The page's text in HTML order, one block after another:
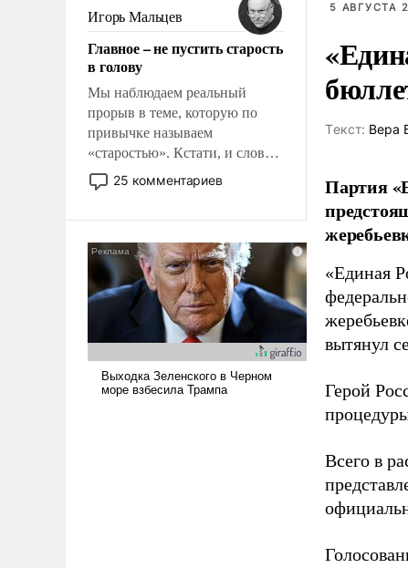
голову мысль: хорошо бы
продемонстрировать, что
Украина вступила в
вооруженное противостояние
с Ираном.
Игорь Мальцев
Главное – не пустить старость
в голову
Мы наблюдаем реальный
прорыв в теме, которую по
привычке называем
«старостью». Кстати, и слово-
то это уже стараются не
использовать – так же, как
что оно уже несет негативные
коннотации.
25 комментариев
5 АВГУСТА
Tекст: Вера
Партия
«Единая
вытянул
Герой
Всего в